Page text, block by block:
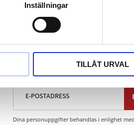
Inställningar
TILLÅT URVAL
Nyhetsbrev
Dina personuppgifter behandlas i enlighet